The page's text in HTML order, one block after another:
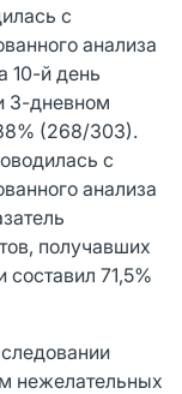
с
анализа
10-й день
3-дневном
(268/303).
с
анализа
получавших
71,5%
нежелательных